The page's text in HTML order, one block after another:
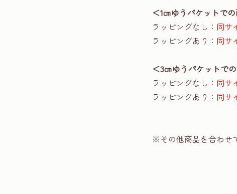
＜1㎝ゆうパケットで
ラッピングなし： 同サ
ラッピングあり： 同サ
＜3㎝ゆうパケットで
ラッピングなし： 同サ
ラッピングあり： 同サ
※その他商品を合わせ